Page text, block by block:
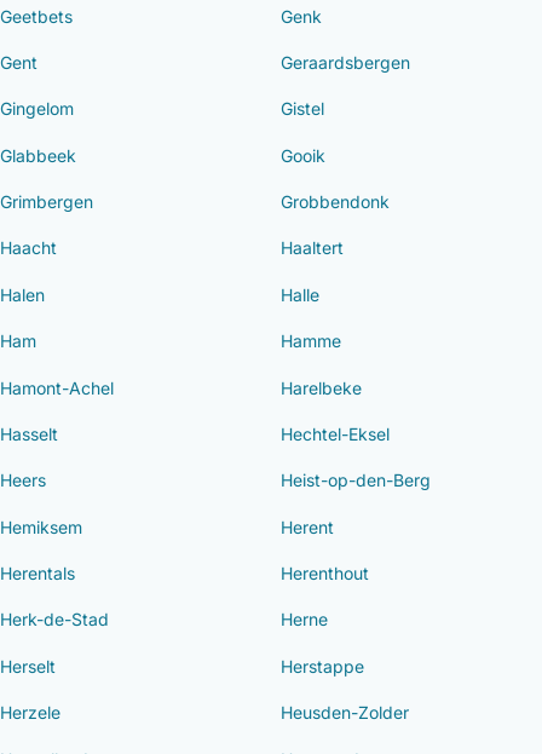
Geetbets Genk
Gent Geraardsbergen
Gingelom Gistel
Glabbeek Gooik
Grimbergen Grobbendonk
Haacht Haaltert
Halen Halle
Ham Hamme
Hamont-Achel Harelbeke
Hasselt Hechtel-Eksel
Heers Heist-op-den-Berg
Hemiksem Herent
Herentals Herenthout
Herk-de-Stad Herne
Herselt Herstappe
Herzele Heusden-Zolder